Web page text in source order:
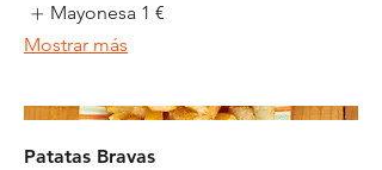
Mayonesa 1 €
Mostrar más
Patatas Bravas